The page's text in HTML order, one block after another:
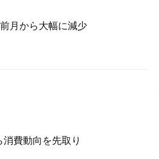
月から大幅に減少
費動向を先取り